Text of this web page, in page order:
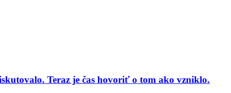
Teraz je čas hovoriť o tom ako vzniklo.